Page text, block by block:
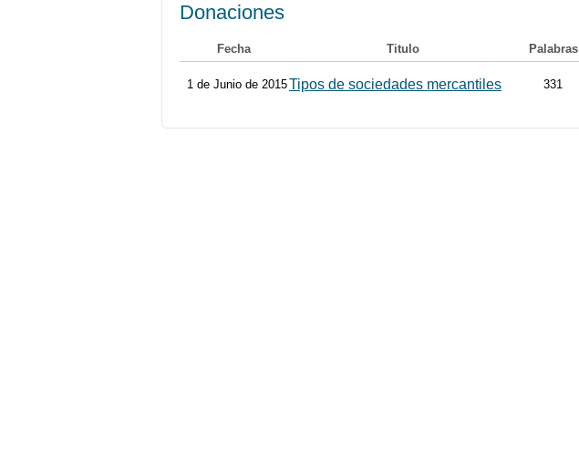
Donaciones
Fecha Titulo Palabras
1 de Junio de 2015Tipos de sociedades mercantiles 331